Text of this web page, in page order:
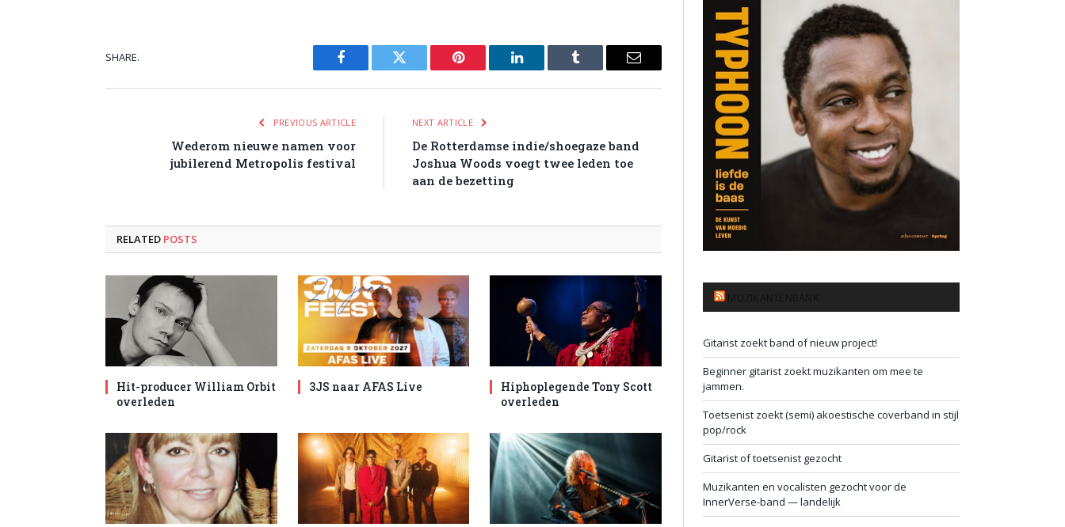
SHARE.
Facebook Twitter Pinterest LinkedIn Tumblr Email
PREVIOUS ARTICLE
Wederom nieuwe namen voor
jubilerend Metropolis festival
NEXT ARTICLE
De Rotterdamse indie/shoegaze band
Joshua Woods voegt twee leden toe
aan de bezetting
RELATED POSTS
Hit-producer William Orbit
overleden
3JS naar AFAS Live
Hiphoplegende Tony Scott
overleden
Gitarist zoekt band of nieuw project!
Beginner gitarist zoekt muzikanten om mee te
jammen.
Toetsenist zoekt (semi) akoestische coverband in stijl
pop/rock
Gitarist of toetsenist gezocht
Muzikanten en vocalisten gezocht voor de
InnerVerse-band — landelijk